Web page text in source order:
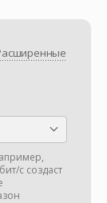
с создаст